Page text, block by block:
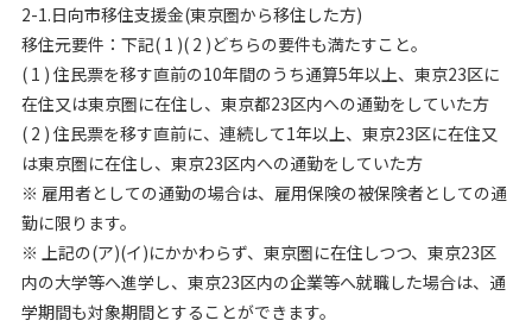
2-1.日向市移住支援金(東京圏から移住した方)
移住元要件：下記( 1 )( 2 )どちらの要件も満たすこと。
( 1 ) 住民票を移す直前の10年間のうち通算5年以上、東京23区に
在住又は東京圏に在住し、東京都23区内への通勤をしていた方
( 2 ) 住民票を移す直前に、連続して1年以上、東京23区に在住又
は東京圏に在住し、東京23区内への通勤をしていた方
※ 雇用者としての通勤の場合は、雇用保険の被保険者としての通
勤に限ります。
※ 上記の(ア)(イ)にかかわらず、東京圏に在住しつつ、東京23区
内の大学等へ進学し、東京23区内の企業等へ就職した場合は、通
学期間も対象期間とすることができます。